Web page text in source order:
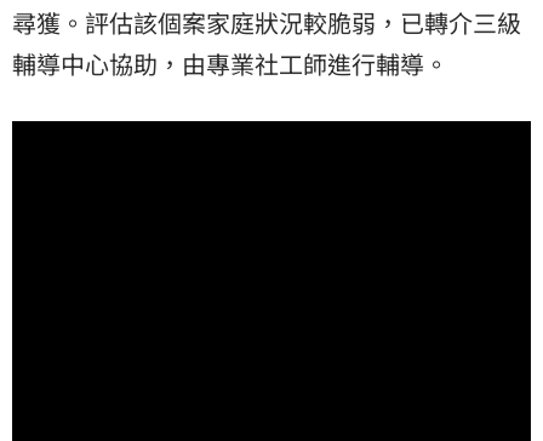
尋獲。評估該個案家庭狀況較脆弱，已轉介三級
輔導中心協助，由專業社工師進行輔導。